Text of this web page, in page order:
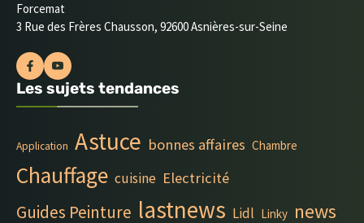
Forcemat
3 Rue des Frères Chausson, 92600 Asnières-sur-Seine
Les sujets tendances
Application Astuce bonnes affaires Chambre
Chauffage cuisine Electricité
Guides Peinture lastnews Lidl Linky news